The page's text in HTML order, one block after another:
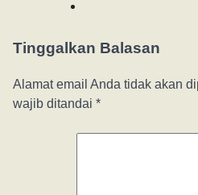
Tinggalkan Balasan
Alamat email Anda tidak akan
wajib ditandai *